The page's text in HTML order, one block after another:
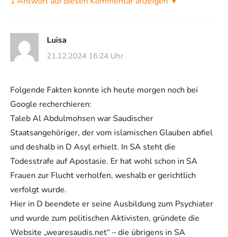
Luisa
21.12.2024 16:24 Uhr
Folgende Fakten konnte ich heute morgen noch bei
Google recherchieren:
Taleb Al Abdulmohsen war Saudischer
Staatsangehöriger, der vom islamischen Glauben abfiel
und deshalb in D Asyl erhielt. In SA steht die
Todesstrafe auf Apostasie. Er hat wohl schon in SA
Frauen zur Flucht verholfen, weshalb er gerichtlich
verfolgt wurde.
Hier in D beendete er seine Ausbildung zum Psychiater
und wurde zum politischen Aktivisten, gründete die
Website „wearesaudis.net“ – die übrigens in SA